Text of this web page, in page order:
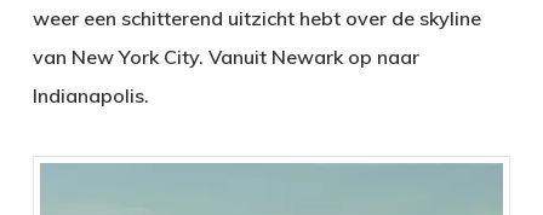
weer een schitterend uitzicht hebt over de skyline
van New York City. Vanuit Newark op naar
Indianapolis.